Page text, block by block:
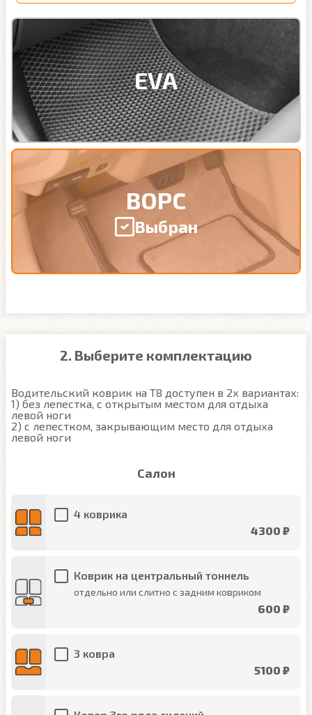
EVA
ВОРС
Выбран
2. Выберите комплектацию
Водительский коврик на T8 доступен в 2х вариантах:
1) без лепестка, с открытым местом для отдыха
левой ноги
2) с лепестком, закрывающим место для отдыха
левой ноги
Салон
4 коврика
4300 ₽
Коврик на центральный тоннель
отдельно или слитно с задним ковриком
600 ₽
3 ковра
5100 ₽